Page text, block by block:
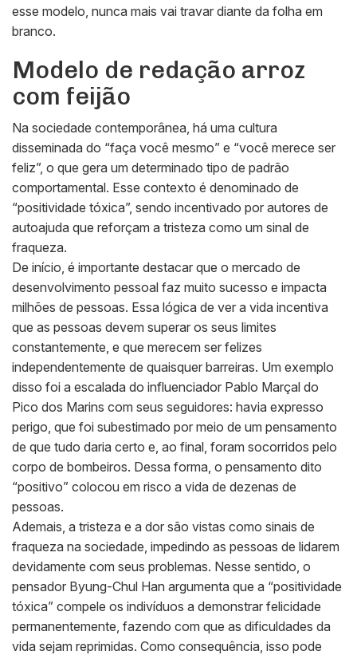
esse modelo, nunca mais vai travar diante da folha em
branco.
Modelo de redação arroz
com feijão
Na sociedade contemporânea, há uma cultura
disseminada do “faça você mesmo” e “você merece ser
feliz”, o que gera um determinado tipo de padrão
comportamental. Esse contexto é denominado de
“positividade tóxica”, sendo incentivado por autores de
autoajuda que reforçam a tristeza como um sinal de
fraqueza.
De início, é importante destacar que o mercado de
desenvolvimento pessoal faz muito sucesso e impacta
milhões de pessoas. Essa lógica de ver a vida incentiva
que as pessoas devem superar os seus limites
constantemente, e que merecem ser felizes
independentemente de quaisquer barreiras. Um exemplo
disso foi a escalada do influenciador Pablo Marçal do
Pico dos Marins com seus seguidores: havia expresso
perigo, que foi subestimado por meio de um pensamento
de que tudo daria certo e, ao final, foram socorridos pelo
corpo de bombeiros. Dessa forma, o pensamento dito
“positivo” colocou em risco a vida de dezenas de
pessoas.
Ademais, a tristeza e a dor são vistas como sinais de
fraqueza na sociedade, impedindo as pessoas de lidarem
devidamente com seus problemas. Nesse sentido, o
pensador Byung-Chul Han argumenta que a “positividade
tóxica” compele os indivíduos a demonstrar felicidade
permanentemente, fazendo com que as dificuldades da
vida sejam reprimidas. Como consequência, isso pode